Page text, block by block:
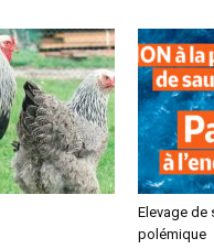
Elevage de
polémique